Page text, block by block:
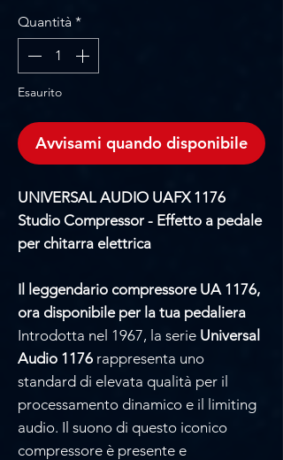
Quantità *
Esaurito
Avvisami quando disponibile
UNIVERSAL AUDIO UAFX 1176
Studio Compressor - Effetto a pedale
per chitarra elettrica
Il leggendario compressore UA 1176,
ora disponibile per la tua pedaliera
Introdotta nel 1967, la serie Universal
Audio 1176 rappresenta uno
standard di elevata qualità per il
processamento dinamico e il limiting
audio. Il suono di questo iconico
compressore è presente e